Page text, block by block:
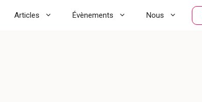
Articles Évènements Nous